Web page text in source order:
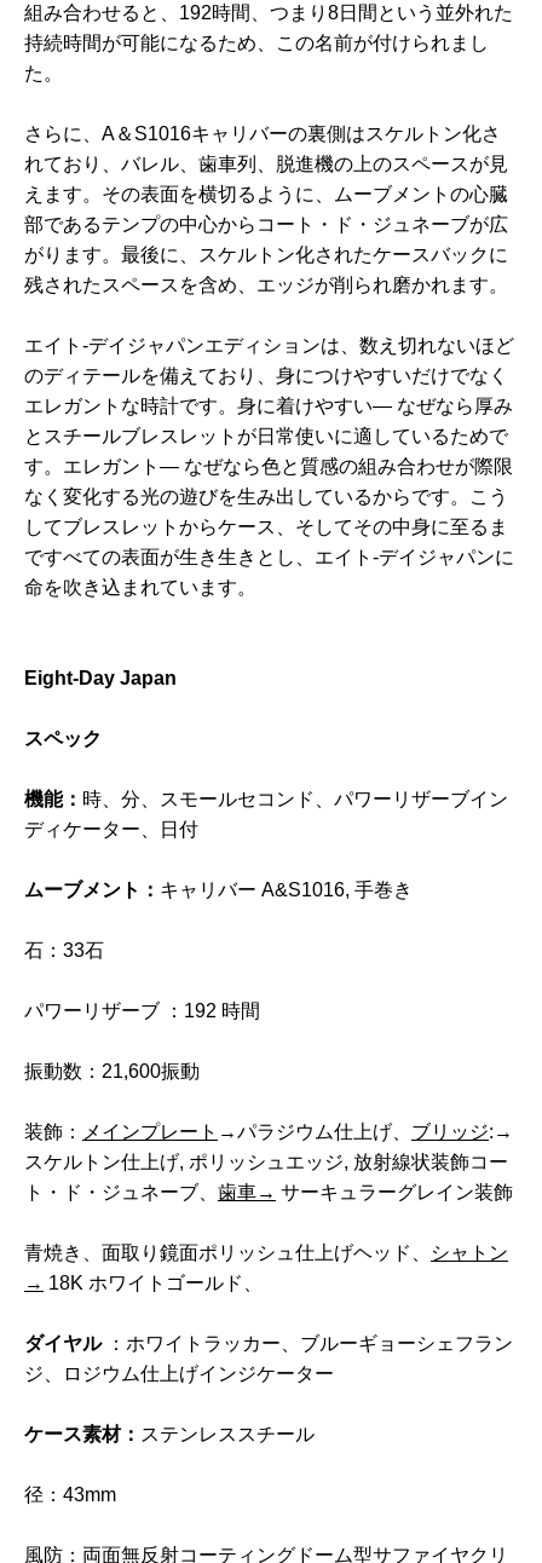
組み合わせると、192時間、つまり8日間という並外れた
持続時間が可能になるため、この名前が付けられまし
た。
さらに、A＆S1016キャリバーの裏側はスケルトン化さ
れており、バレル、歯車列、脱進機の上のスペースが見
えます。その表面を横切るように、ムーブメントの心臓
部であるテンプの中心からコート・ド・ジュネーブが広
がります。最後に、スケルトン化されたケースバックに
残されたスペースを含め、エッジが削られ磨かれます。
エイト-デイジャパンエディションは、数え切れないほど
のディテールを備えており、身につけやすいだけでなく
エレガントな時計です。身に着けやすい― なぜなら厚み
とスチールブレスレットが日常使いに適しているためで
す。エレガント― なぜなら色と質感の組み合わせが際限
なく変化する光の遊びを生み出しているからです。こう
してブレスレットからケース、そしてその中身に至るま
ですべての表面が生き生きとし、エイト-デイジャパンに
命を吹き込まれています。
Eight-Day Japan
スペック
機能： 時、分、スモールセコンド、パワーリザーブイン
ディケーター、日付
ムーブメント： キャリバー A&S1016, 手巻き
石：33石
パワーリザーブ ：192 時間
振動数：21,600振動
装飾： メインプレート →パラジウム仕上げ、 ブリッジ:→
スケルトン仕上げ, ポリッシュエッジ, 放射線状装飾コー
ト・ド・ジュネーブ、 歯車→ サーキュラーグレイン装飾
青焼き、面取り鏡面ポリッシュ仕上げヘッド、
シャトン
→ 18K ホワイトゴールド、
ダイヤル：ホワイトラッカー、ブルーギョーシェフラン
ジ、ロジウム仕上げインジケーター
ケース素材： ステンレススチール
径：43mm
風防：両面無反射コーティングドーム型サファイヤクリ